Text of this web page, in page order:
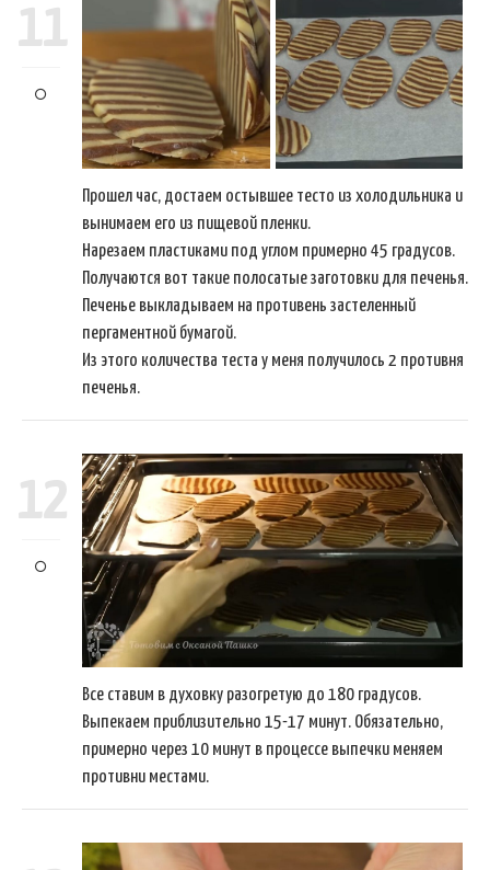
11
Прошел час, достаем остывшее тесто из холодильника и
вынимаем его из пищевой пленки.
Нарезаем пластиками под углом примерно 45 градусов.
Получаются вот такие полосатые заготовки для печенья.
Печенье выкладываем на противень застеленный
пергаментной бумагой.
Из этого количества теста у меня получилось 2 противня
печенья.
12
Все ставим в духовку разогретую до 180 градусов.
Выпекаем приблизительно 15-17 минут. Обязательно,
примерно через 10 минут в процессе выпечки меняем
противни местами.